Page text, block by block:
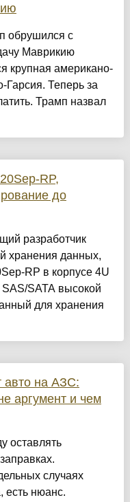
обрушился с
Маврикию
крупная американо-
Гарсия. Теперь за
Трамп назвал
RP,
до
разработчик
хранения данных,
RP в корпусе 4U
SATA высокой
для хранения
авто на АЗС:
аргумент и чем
оставлять
случаях
есть нюанс.